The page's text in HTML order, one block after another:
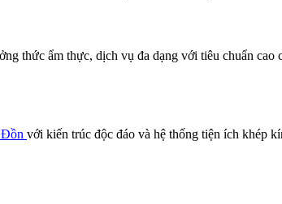
thức ẩm thực, dịch vụ đa dạng với tiêu chuẩn
Đồn với kiến trúc độc đáo và hệ thống tiện ích khép